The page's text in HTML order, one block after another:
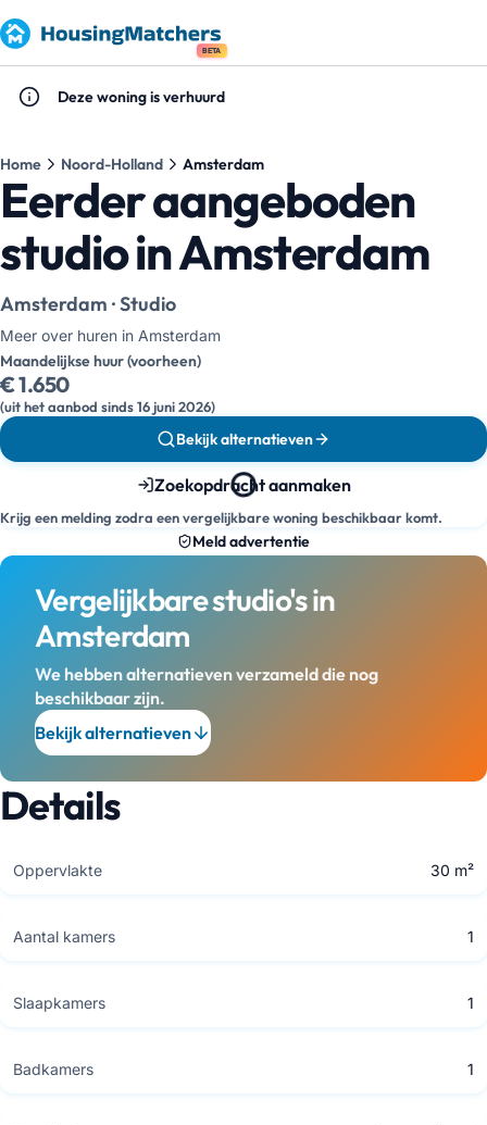
BETA
Deze woning is verhuurd
Home Noord-Holland Amsterdam
Eerder aangeboden
studio in Amsterdam
Amsterdam · Studio
Meer over huren in Amsterdam
Maandelijkse huur (voorheen)
€ 1.650
(uit het aanbod sinds 16 juni 2026)
Bekijk alternatieven
Zoekopdracht aanmaken
Krijg een melding zodra een vergelijkbare woning beschikbaar komt.
Meld advertentie
Vergelijkbare studio's in
Amsterdam
We hebben alternatieven verzameld die nog
beschikbaar zijn.
Bekijk alternatieven
Details
Oppervlakte 30 m²
Aantal kamers 1
Slaapkamers 1
Badkamers 1